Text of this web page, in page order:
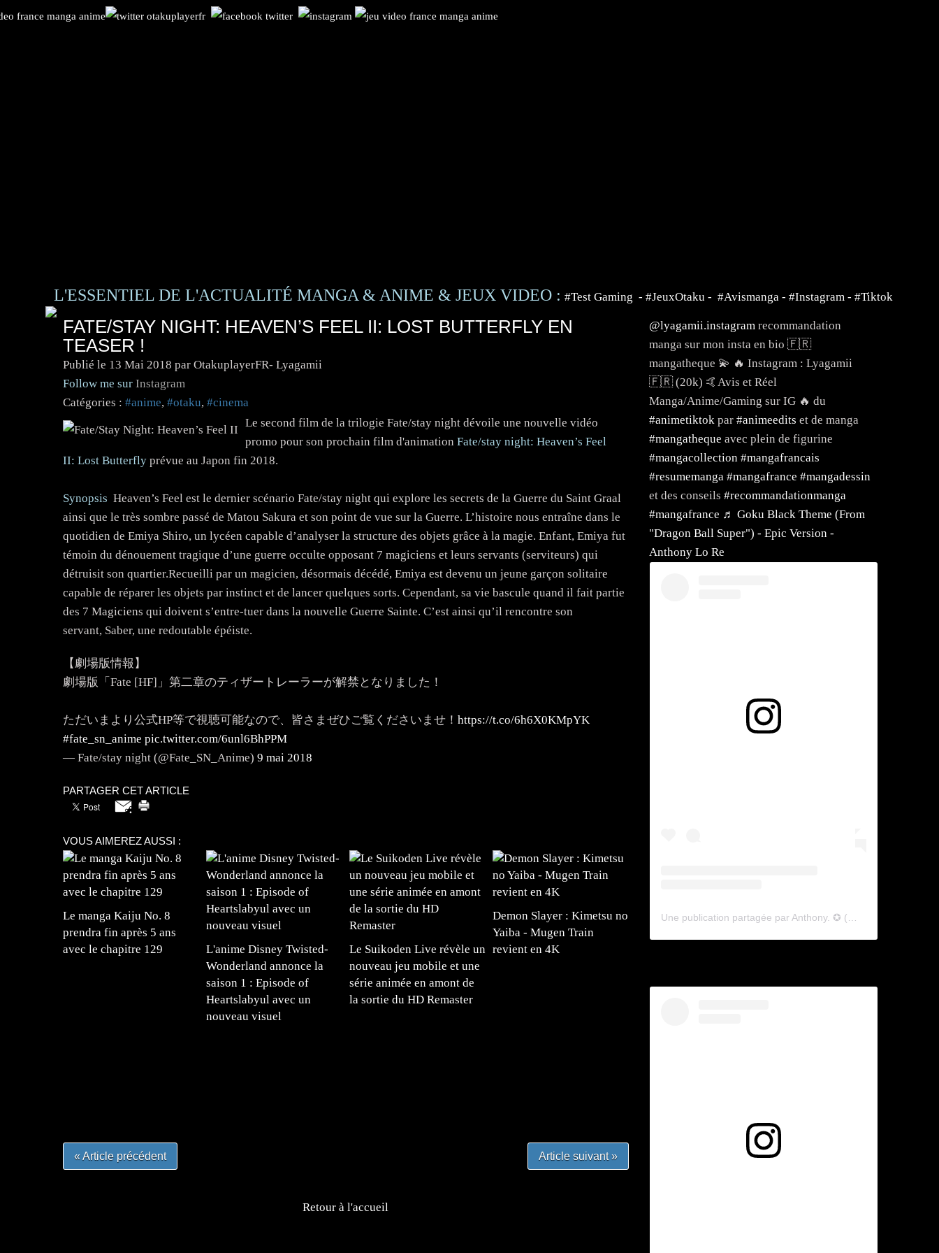
L'ESSENTIEL DE L'ACTUALITÉ MANGA & ANIME & JEUX VIDEO : #Test Gaming - #JeuxOtaku - #Avismanga - #Instagram - #Tiktok
FATE/STAY NIGHT: HEAVEN’S FEEL II: LOST BUTTERFLY EN
TEASER !
Publié le 13 Mai 2018 par OtakuplayerFR- Lyagamii
Follow me sur Instagram
Catégories : #anime, #otaku, #cinema
Le second film de la trilogie Fate/stay night dévoile une nouvelle vidéo
promo pour son prochain film d'animation Fate/stay night: Heaven’s Feel
II: Lost Butterfly prévue au Japon fin 2018.
Synopsis Heaven’s Feel est le dernier scénario Fate/stay night qui explore les secrets de la Guerre du Saint Graal
ainsi que le très sombre passé de Matou Sakura et son point de vue sur la Guerre. L’histoire nous entraîne dans le
quotidien de Emiya Shiro, un lycéen capable d’analyser la structure des objets grâce à la magie. Enfant, Emiya fut
témoin du dénouement tragique d’une guerre occulte opposant 7 magiciens et leurs servants (serviteurs) qui
détruisit son quartier.Recueilli par un magicien, désormais décédé, Emiya est devenu un jeune garçon solitaire
capable de réparer les objets par instinct et de lancer quelques sorts. Cependant, sa vie bascule quand il fait partie
des 7 Magiciens qui doivent s’entre-tuer dans la nouvelle Guerre Sainte. C’est ainsi qu’il rencontre son
servant, Saber, une redoutable épéiste.
【劇場版情報】
劇場版「Fate [HF]」第二章のティザートレーラーが解禁となりました！
ただいまより公式HP等で視聴可能なので、皆さまぜひご覧くださいませ！ https://t.co/6h6X0KMpYK
#fate_sn_anime pic.twitter.com/6unl6BhPPM
— Fate/stay night (@Fate_SN_Anime) 9 mai 2018
PARTAGER CET ARTICLE
VOUS AIMEREZ AUSSI :
Le manga Kaiju No. 8
prendra fin après 5 ans
avec le chapitre 129
L'anime Disney Twisted-
Wonderland annonce la
saison 1 : Episode of
Heartslabyul avec un
nouveau visuel
Le Suikoden Live révèle un
nouveau jeu mobile et une
série animée en amont de
la sortie du HD Remaster
Demon Slayer : Kimetsu no
Yaiba - Mugen Train
revient en 4K
« Article précédent Article suivant »
Retour à l'accueil
@lyagamii.instagram recommandation
manga sur mon insta en bio 🇫🇷
mangatheque 💫 🔥 Instagram : Lyagamii
🇫🇷 (20k) 🤙Avis et Réel
Manga/Anime/Gaming sur IG 🔥 du
#animetiktok par #animeedits et de manga
#mangatheque avec plein de figurine
#mangacollection #mangafrancais
#resumemanga #mangafrance #mangadessin
et des conseils #recommandationmanga
#mangafrance ♬ Goku Black Theme (From
"Dragon Ball Super") - Epic Version -
Anthony Lo Re